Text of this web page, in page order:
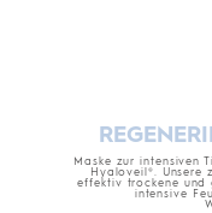
Maske zur intensiven
Hyaloveil®. Unsere
effektiv trockene und
intensive